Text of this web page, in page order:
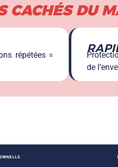
CACHÉS DU
répétées =
de